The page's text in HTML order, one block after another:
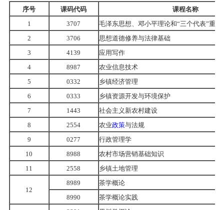
序号 课码代码
课程名称
1
3707
毛泽东思想、邓小平理论和“三个代表”重要
2
3706
思想道德修养与法律基础
3
4139
应用写作
4
8987
农业信息技术
5
0332
乡镇经济管理
6
0333
乡镇资源开发与环境保护
7
1443
社会主义新农村建设
8
2554 农业政策与法规
9
0277
行政管理学
10
8988
农村市场营销基础知识
11
2558 乡镇土地管理
12
8989
茶学概论
8990
茶学概论实践